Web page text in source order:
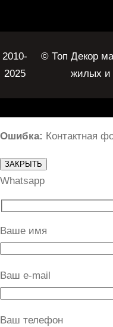
2010-
2025
© Топ Декор
жилых и
Ошибка: Контактная
ЗАКРЫТЬ
Whatsapp
Ваше имя
Ваш e-mail
Ваш телефон